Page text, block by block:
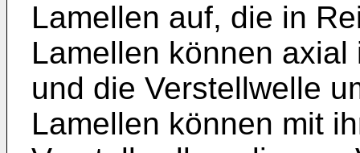
Lamellen auf, die in
Lamellen können
und die Verstellwelle
Lamellen können mit